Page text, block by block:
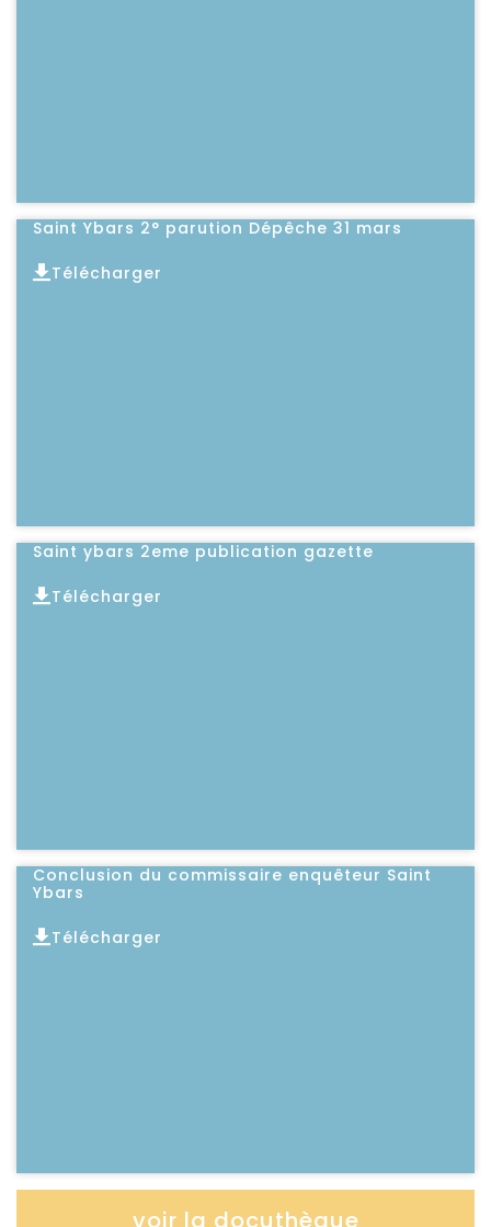
Saint Ybars 2° parution Dépêche 31 mars
Télécharger
Saint ybars 2eme publication gazette
Télécharger
Conclusion du commissaire enquêteur Saint
Ybars
Télécharger
voir la docuthèque